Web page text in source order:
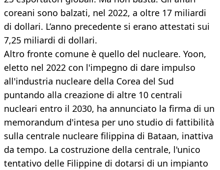
coreani sono balzati, nel 2022, a oltre 17 miliardi
di dollari. L’anno precedente si erano attestati sui
7,25 miliardi di dollari.
Altro fronte comune è quello del nucleare. Yoon,
eletto nel 2022 con l'impegno di dare impulso
all'industria nucleare della Corea del Sud
puntando alla creazione di altre 10 centrali
nucleari entro il 2030, ha annunciato la firma di un
memorandum d'intesa per uno studio di fattibilità
sulla centrale nucleare filippina di Bataan, inattiva
da tempo. La costruzione della centrale, l'unico
tentativo delle Filippine di dotarsi di un impianto